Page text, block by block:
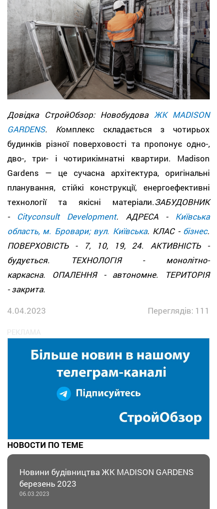
Довідка СтройОбзор: Новобудова ЖК MADISON
GARDENS. Комплекс складається з чотирьох
будинків різної поверховості та пропонує одно-,
дво-, три- і чотирикімнатні квартири. Madison
Gardens — це сучасна архітектура, оригінальні
планування, стійкі конструкції, енергоефективні
технології та якісні матеріали.ЗАБУДОВНИК
- Cityconsult Development. АДРЕСА - Київська
область, м. Бровари; вул. Київська. КЛАС - бізнес.
ПОВЕРХОВІСТЬ - 7, 10, 19, 24. АКТИВНІСТЬ -
будується. ТЕХНОЛОГІЯ - монолітно-
каркасна. ОПАЛЕННЯ - автономне. ТЕРИТОРІЯ
- закрита.
4.04.2023
Переглядів: 111
НОВОСТИ ПО ТЕМЕ
Новини будівництва ЖК MADISON GARDENS
березень 2023
06.03.2023